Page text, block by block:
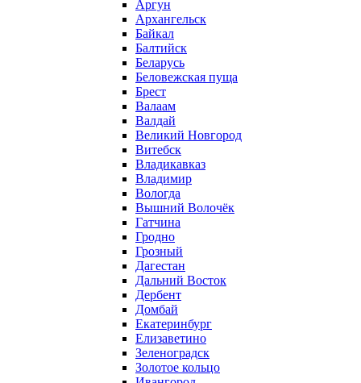
Аргун
Архангельск
Байкал
Балтийск
Беларусь
Беловежская пуща
Брест
Валаам
Валдай
Великий Новгород
Витебск
Владикавказ
Владимир
Вологда
Вышний Волочёк
Гатчина
Гродно
Грозный
Дагестан
Дальний Восток
Дербент
Домбай
Екатеринбург
Елизаветино
Зеленоградск
Золотое кольцо